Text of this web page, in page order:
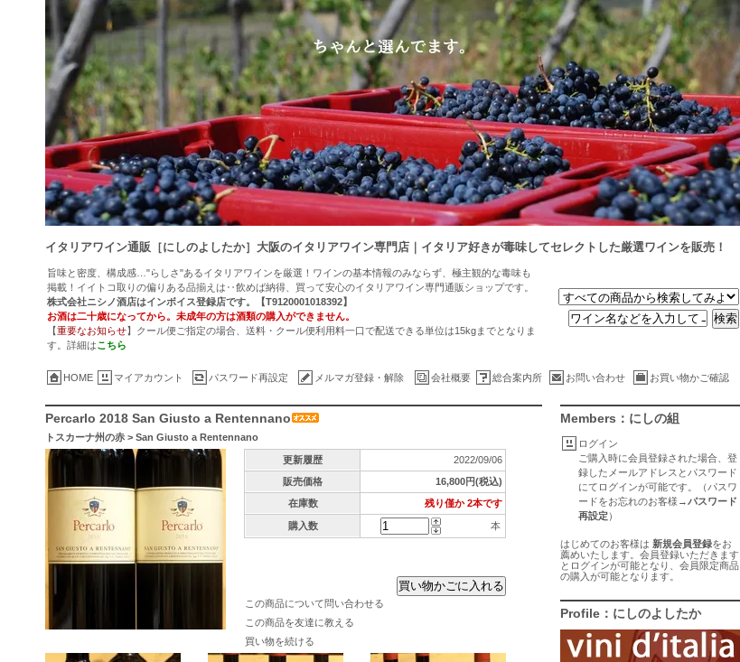
イタリアワイン通販［にしのよしたか］大阪のイタリアワイン専門店｜イタリア好きが毒味してセレクトした厳選ワインを販売！
旨味と密度、構成感…"らしさ"あるイタリアワインを厳選！ワインの基本情報のみならず、極主観的な毒味も
掲載！イイトコ取りの偏りある品揃えは‥飲めば納得、買って安心のイタリアワイン専門通販ショップです。
株式会社ニシノ酒店はインボイス登録店です。【T9120001018392】
お酒は二十歳になってから。未成年の方は酒類の購入ができません。
【重要なお知らせ】クール便ご指定の場合、送料・クール便利用料一口で配送できる単位は15kgまでとなりま
す。詳細はこちら
HOME マイアカウント パスワード再設定 メルマガ登録・解除 会社概要 総合案内所 お問い合わせ お買い物かご確認
Percarlo 2018 San Giusto a Rentennano
トスカーナ州の赤 > San Giusto a Rentennano
更新履歴
2022/09/06
販売価格
16,800円(税込)
在庫数
残り僅か 2本です
購入数 本
この商品について問い合わせる
この商品を友達に教える
買い物を続ける
Members：にしの組
ログイン
ご購入時に会員登録された場合、登
録したメールアドレスとパスワード
にてログインが可能です。（パスワ
ードをお忘れのお客様→パスワード
再設定）
はじめてのお客様は 新規会員登録をお
薦めいたします。会員登録いただきます
とログインが可能となり、会員限定商品
の購入が可能となります。
Profile：にしのよしたか